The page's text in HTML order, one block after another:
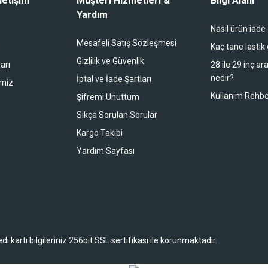
duruyor koltuk zaten full konfor
alışveriş yapacağım
bir alışveriş oldu. Teşekkürler.
Yardım
Mesafeli Satış Sözleşmesi
Gizlilik ve Güvenlik
İptal ve İade Şartları
Şifremi Unuttum
Sıkça Sorulan Sorular
Kargo Takibi
Yardım Sayfası
Nasıl ürün
Kaç tane lastik
28 ile 29 inç
nedir?
Kullanım
kartı bilgileriniz 256bit SSL sertifikası ile korunmaktadır.